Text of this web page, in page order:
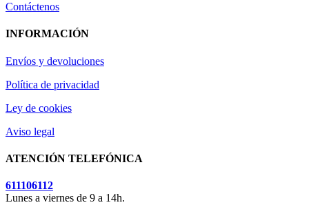
Contáctenos
INFORMACIÓN
Envíos y devoluciones
Política de privacidad
Ley de cookies
Aviso legal
ATENCIÓN TELEFÓNICA
611106112
Lunes a viernes de 9 a 14h.